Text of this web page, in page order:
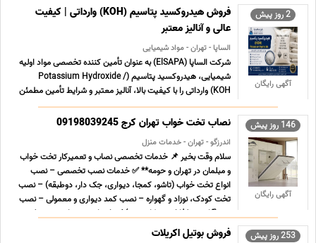
2 روز پیش
آگهی رایگان
فروش هیدروکسید پتاسیم (KOH) وارداتی | کیفیت
عالی و آنالیز معتبر
الساپا - تهران - مواد شیمیایی
شرکت الساپا (ElSAPA) به عنوان تأمین کننده تخصصی مواد اولیه
شیمیایی، هیدروکسید پتاسیم (Potassium Hydroxide /
KOH) وارداتی را با کیفیت بالا، آنالیز معتبر و شرایط تأمین مطمئن
به صنایع مختلف کشور عرضه می نماید. هیدروکسید پتاسیم که با
نام های پتاس کاستیک یا پتاس سوزآور نیز شناخته می ... ...
146 روز پیش
آگهی رایگان
نصاب تخت خواب تهران کرج 09198039245
اندرزگو - تهران - خدمات منزل
سلام وقت بخیر 📌 خدمات تخصصی نصاب و تعمیرکار تخت خواب
و مبلمان در تهران و حومه** ✅ خدمات نصب تخصصی – نصب
انواع تخت خواب (تاشو، کمجا، دیواری، جک دار، دوطبقه) – نصب
تخت کودک، نوزاد و گهواره – نصب کمد دیواری و معمولی – نصب
میز (آرایش، غذاخوری، کامپیوتر) ✅ خدمات تعمیرات – تعویض و
تعمی ... ...
253 روز پیش فروش بوتیل اکریلات